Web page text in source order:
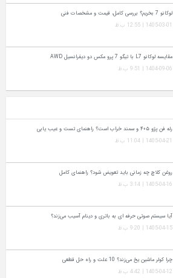
لوکانو 7 بخریم؟ بررسی کامل، قیمت و مشخصات فنی
1405-03-01 | 12:55 ب.ظ
مقایسه لوکانو L7 با تیگو 7 پرو مکس دو دیفرانسیل AWD
1404-09-06 | 9:51 ب.ظ
رله فن پژو ۴۰۵ و سمند خراب است؟ راهنمای تست و عیب‌ یابی
1405-04-21 | 11:04 ب.ظ
روغن کلاچ چه زمانی باید تعویض شود؟ راهنمای کامل
1405-04-16 | 3:14 ب.ظ
آیا سیستم صوتی حرفه‌ ای به باتری و دینام آسیب می‌زند؟
1405-04-15 | 9:20 ب.ظ
چرا کولر ماشین یخ می‌زند؟ 10 علت و راه‌ حل قطعی
1405-04-12 | 4:42 ب.ظ